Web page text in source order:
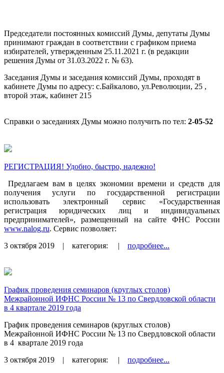
Председатели постоянных комиссий Думы, депутаты Думы
принимают граждан в соответствии с графиком приема
избирателей, утвержденным 25.11.2021 г. (в редакции
решения Думы от 31.03.2022 г. № 63).
Заседания Думы и заседания комиссий Думы, проходят в
кабинете Думы по адресу: с.Байкалово, ул.Революции, 25 ,
второй этаж, кабинет 215
Справки о заседаниях Думы можно получить по тел: 2-05-52
РЕГИСТРАЦИЯ! Удобно, быстро, надежно!
Предлагаем вам в целях экономии времени и средств для
получения услуги по государственной регистрации
использовать электронный сервис «Государственная
регистрация юридических лиц и индивидуальных
предпринимателей», размещенный на сайте ФНС России
www.nalog.ru. Сервис позволяет:
3 октября 2019 | категория: | подробнее...
График проведения семинаров (круглых столов)
Межрайонной ИФНС России № 13 по Свердловской области
в 4 квартале 2019 года
График проведения семинаров (круглых столов)
Межрайонной ИФНС России № 13 по Свердловской области
в 4 квартале 2019 года
3 октября 2019 | категория: | подробнее...